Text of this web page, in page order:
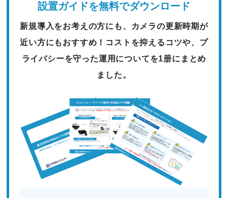
設置ガイドを無料でダウンロード
新規導入をお考えの方にも、カメラの更新時期が
近い方にもおすすめ！コストを抑えるコツや、プ
ライバシーを守った運用についてを1册にまとめ
ました。